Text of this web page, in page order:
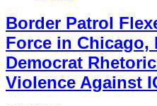
Border Patrol
Force in Chicago,
Democrat
Violence Against